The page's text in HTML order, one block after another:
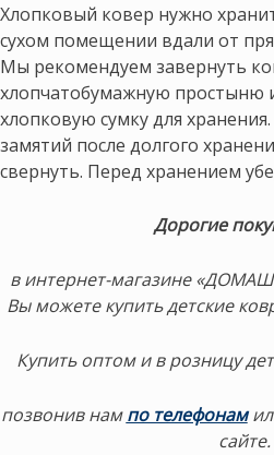
Хлопковый ковер нужно
сухом помещении вдали от
Мы рекомендуем завернуть
хлопчатобумажную простыню
хлопковую сумку для
замятий после долгого
свернуть. Перед хранением
Дорогие
в интернет-магазине
Вы можете купить детские
Купить оптом и в розницу
позвонив нам по телефонам
сайте.